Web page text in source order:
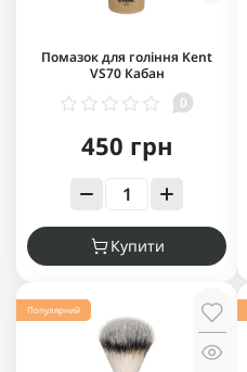
Помазок для гоління Kent
VS70 Кабан
0
450 грн
Купити
Популярний